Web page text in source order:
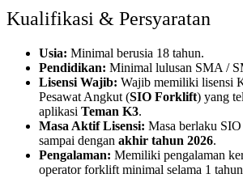
Kualifikasi & Persyaratan
Usia: Minimal berusia 18 tahun.
Pendidikan: Minimal lulusan SMA /
Lisensi Wajib: Wajib memiliki lisensi
Pesawat Angkut (SIO Forklift) yang
aplikasi Teman K3.
Masa Aktif Lisensi: Masa berlaku
sampai dengan akhir tahun 2026.
Pengalaman: Memiliki pengalaman
operator forklift minimal selama 1